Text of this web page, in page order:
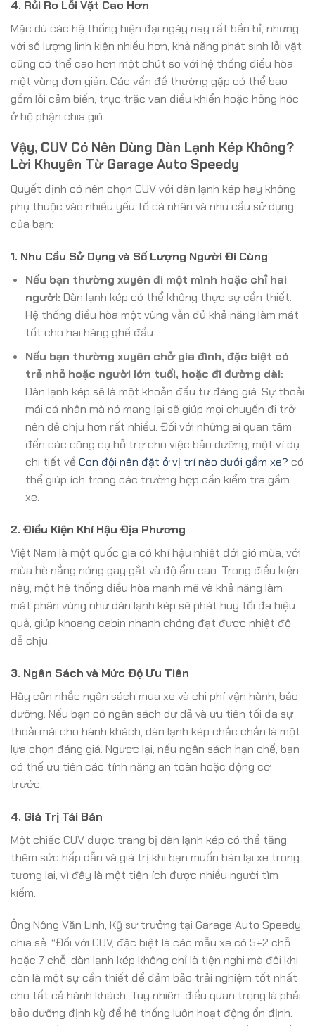
4. Rủi Ro Lỗi Vặt Cao Hơn
Mặc dù các hệ thống hiện đại ngày nay rất bền bỉ, nhưng
với số lượng linh kiện nhiều hơn, khả năng phát sinh lỗi vặt
cũng có thể cao hơn một chút so với hệ thống điều hòa
một vùng đơn giản. Các vấn đề thường gặp có thể bao
gồm lỗi cảm biến, trục trặc van điều khiển hoặc hỏng hóc
ở bộ phận chia gió.
Vậy, CUV Có Nên Dùng Dàn Lạnh Kép Không?
Lời Khuyên Từ Garage Auto Speedy
Quyết định có nên chọn CUV với dàn lạnh kép hay không
phụ thuộc vào nhiều yếu tố cá nhân và nhu cầu sử dụng
của bạn:
1. Nhu Cầu Sử Dụng và Số Lượng Người Đi Cùng
Nếu bạn thường xuyên đi một mình hoặc chỉ hai
người: Dàn lạnh kép có thể không thực sự cần thiết.
Hệ thống điều hòa một vùng vẫn đủ khả năng làm mát
tốt cho hai hàng ghế đầu.
Nếu bạn thường xuyên chở gia đình, đặc biệt có
trẻ nhỏ hoặc người lớn tuổi, hoặc đi đường dài:
Dàn lạnh kép sẽ là một khoản đầu tư đáng giá. Sự thoải
mái cá nhân mà nó mang lại sẽ giúp mọi chuyến đi trở
nên dễ chịu hơn rất nhiều. Đối với những ai quan tâm
đến các công cụ hỗ trợ cho việc bảo dưỡng, một ví dụ
chi tiết về Con đội nên đặt ở vị trí nào dưới gầm xe? có
thể giúp ích trong các trường hợp cần kiểm tra gầm
xe.
2. Điều Kiện Khí Hậu Địa Phương
Việt Nam là một quốc gia có khí hậu nhiệt đới gió mùa, với
mùa hè nắng nóng gay gắt và độ ẩm cao. Trong điều kiện
này, một hệ thống điều hòa mạnh mẽ và khả năng làm
mát phân vùng như dàn lạnh kép sẽ phát huy tối đa hiệu
quả, giúp khoang cabin nhanh chóng đạt được nhiệt độ
dễ chịu.
3. Ngân Sách và Mức Độ Ưu Tiên
Hãy cân nhắc ngân sách mua xe và chi phí vận hành, bảo
dưỡng. Nếu bạn có ngân sách dư dả và ưu tiên tối đa sự
thoải mái cho hành khách, dàn lạnh kép chắc chắn là một
lựa chọn đáng giá. Ngược lại, nếu ngân sách hạn chế, bạn
có thể ưu tiên các tính năng an toàn hoặc động cơ
trước.
4. Giá Trị Tái Bán
Một chiếc CUV được trang bị dàn lạnh kép có thể tăng
thêm sức hấp dẫn và giá trị khi bạn muốn bán lại xe trong
tương lai, vì đây là một tiện ích được nhiều người tìm
kiếm.
Ông Nông Văn Linh, Kỹ sư trưởng tại Garage Auto Speedy,
chia sẻ: “Đối với CUV, đặc biệt là các mẫu xe có 5+2 chỗ
hoặc 7 chỗ, dàn lạnh kép không chỉ là tiện nghi mà đôi khi
còn là một sự cần thiết để đảm bảo trải nghiệm tốt nhất
cho tất cả hành khách. Tuy nhiên, điều quan trọng là phải
bảo dưỡng định kỳ để hệ thống luôn hoạt động ổn định.